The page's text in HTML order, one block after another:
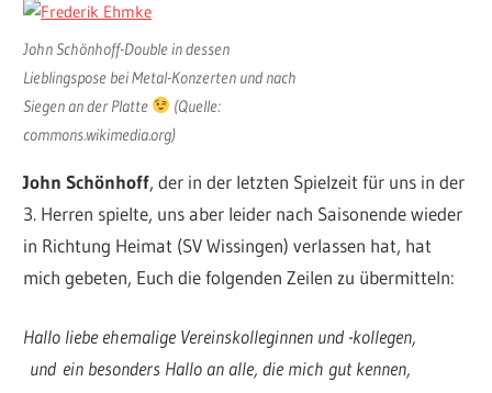
John Schönhoff-Double in dessen
Lieblingspose bei Metal-Konzerten und nach
Siegen an der Platte
(Quelle:
commons.wikimedia.org)
John Schönhoff, der in der letzten Spielzeit für uns in der
3. Herren spielte, uns aber leider nach Saisonende wieder
in Richtung Heimat (SV Wissingen) verlassen hat, hat
mich gebeten, Euch die folgenden Zeilen zu übermitteln:
Hallo liebe ehemalige Vereinskolleginnen und -kollegen,
und ein besonders Hallo an alle, die mich gut kennen,